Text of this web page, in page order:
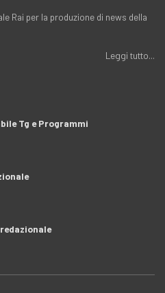
Rai per la produzione di news della
Leggi tutto...
Tg e Programmi